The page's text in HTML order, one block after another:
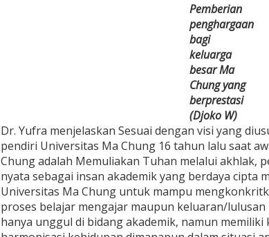
Pemberian
penghargaan
bagi
keluarga
besar Ma
Chung yang
berprestasi
(Djoko W)
Dr. Yufra menjelaskan Sesuai dengan visi yang
pendiri Universitas Ma Chung 16 tahun lalu saat
Chung adalah Memuliakan Tuhan melalui akhlak,
nyata sebagai insan akademik yang berdaya cipta
Universitas Ma Chung untuk mampu
proses belajar mengajar maupun keluaran/
hanya unggul di bidang akademik, namun